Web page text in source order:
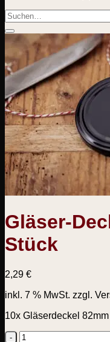
Suchen
nach:
Gläser-
Stück
2,29 €
inkl. 7 % MwSt. zzgl.
10x Gläserdeckel